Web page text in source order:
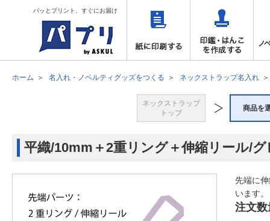
パッとプリント、すぐにお届け
ホーム 名入れ・ノベルティグッズをつくる ネックストラップ名入れ
ネックストラップ
トップ
商品を
平織/10mm＋2重リング＋伸縮リール/グ
先端に
います。
注文数